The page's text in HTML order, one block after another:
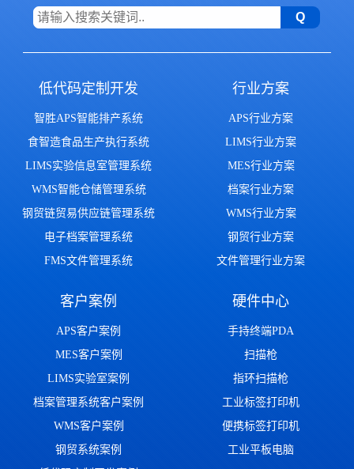
低代码定制开发
智胜APS智能排产系统
食智造食品生产执行系统
LIMS实验信息室管理系统
WMS智能仓储管理系统
钢贸链贸易供应链管理系统
电子档案管理系统
FMS文件管理系统
行业方案
APS行业方案
LIMS行业方案
MES行业方案
档案行业方案
WMS行业方案
钢贸行业方案
文件管理行业方案
客户案例
APS客户案例
MES客户案例
LIMS实验室案例
档案管理系统客户案例
WMS客户案例
钢贸系统案例
硬件中心
手持终端PDA
扫描枪
指环扫描枪
工业标签打印机
便携标签打印机
工业平板电脑